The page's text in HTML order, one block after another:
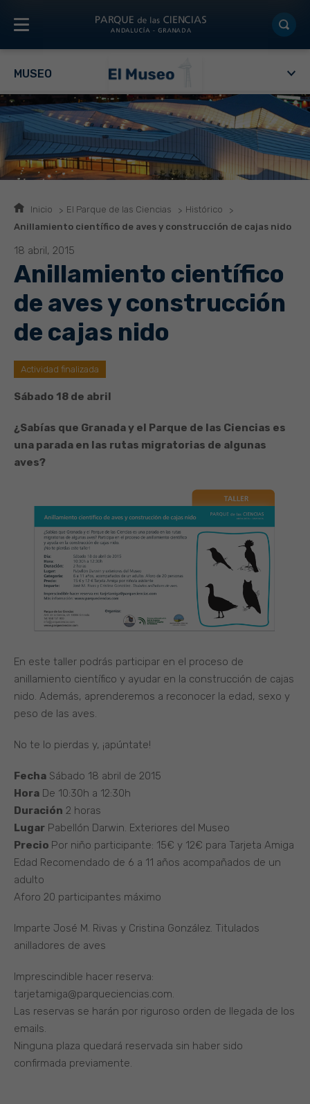
MUSEO
Inicio El Parque de las Ciencias
Histórico
Anillamiento científico de aves y construcción de cajas nido
18 abril, 2015
Anillamiento científico
de aves y construcción
de cajas nido
Actividad finalizada
Sábado 18 de abril
¿Sabías que Granada y el Parque de las Ciencias es
una parada en las rutas migratorias de algunas
aves?
En este taller podrás participar en el proceso de
anillamiento científico y ayudar en la construcción de cajas
nido. Además, aprenderemos a reconocer la edad, sexo y
peso de las aves.
No te lo pierdas y, ¡apúntate!
Fecha Sábado 18 abril de 2015
Hora De 10:30h a 12:30h
Duración 2 horas
Lugar Pabellón Darwin. Exteriores del Museo
Precio Por niño participante: 15€ y 12€ para Tarjeta Amiga
Edad Recomendado de 6 a 11 años acompañados de un
adulto
Aforo 20 participantes máximo
Imparte José M. Rivas y Cristina González. Titulados
anilladores de aves
Imprescindible hacer reserva:
tarjetamiga@parqueciencias.com.
Las reservas se harán por riguroso orden de llegada de los
emails.
Ninguna plaza quedará reservada sin haber sido
confirmada previamente.